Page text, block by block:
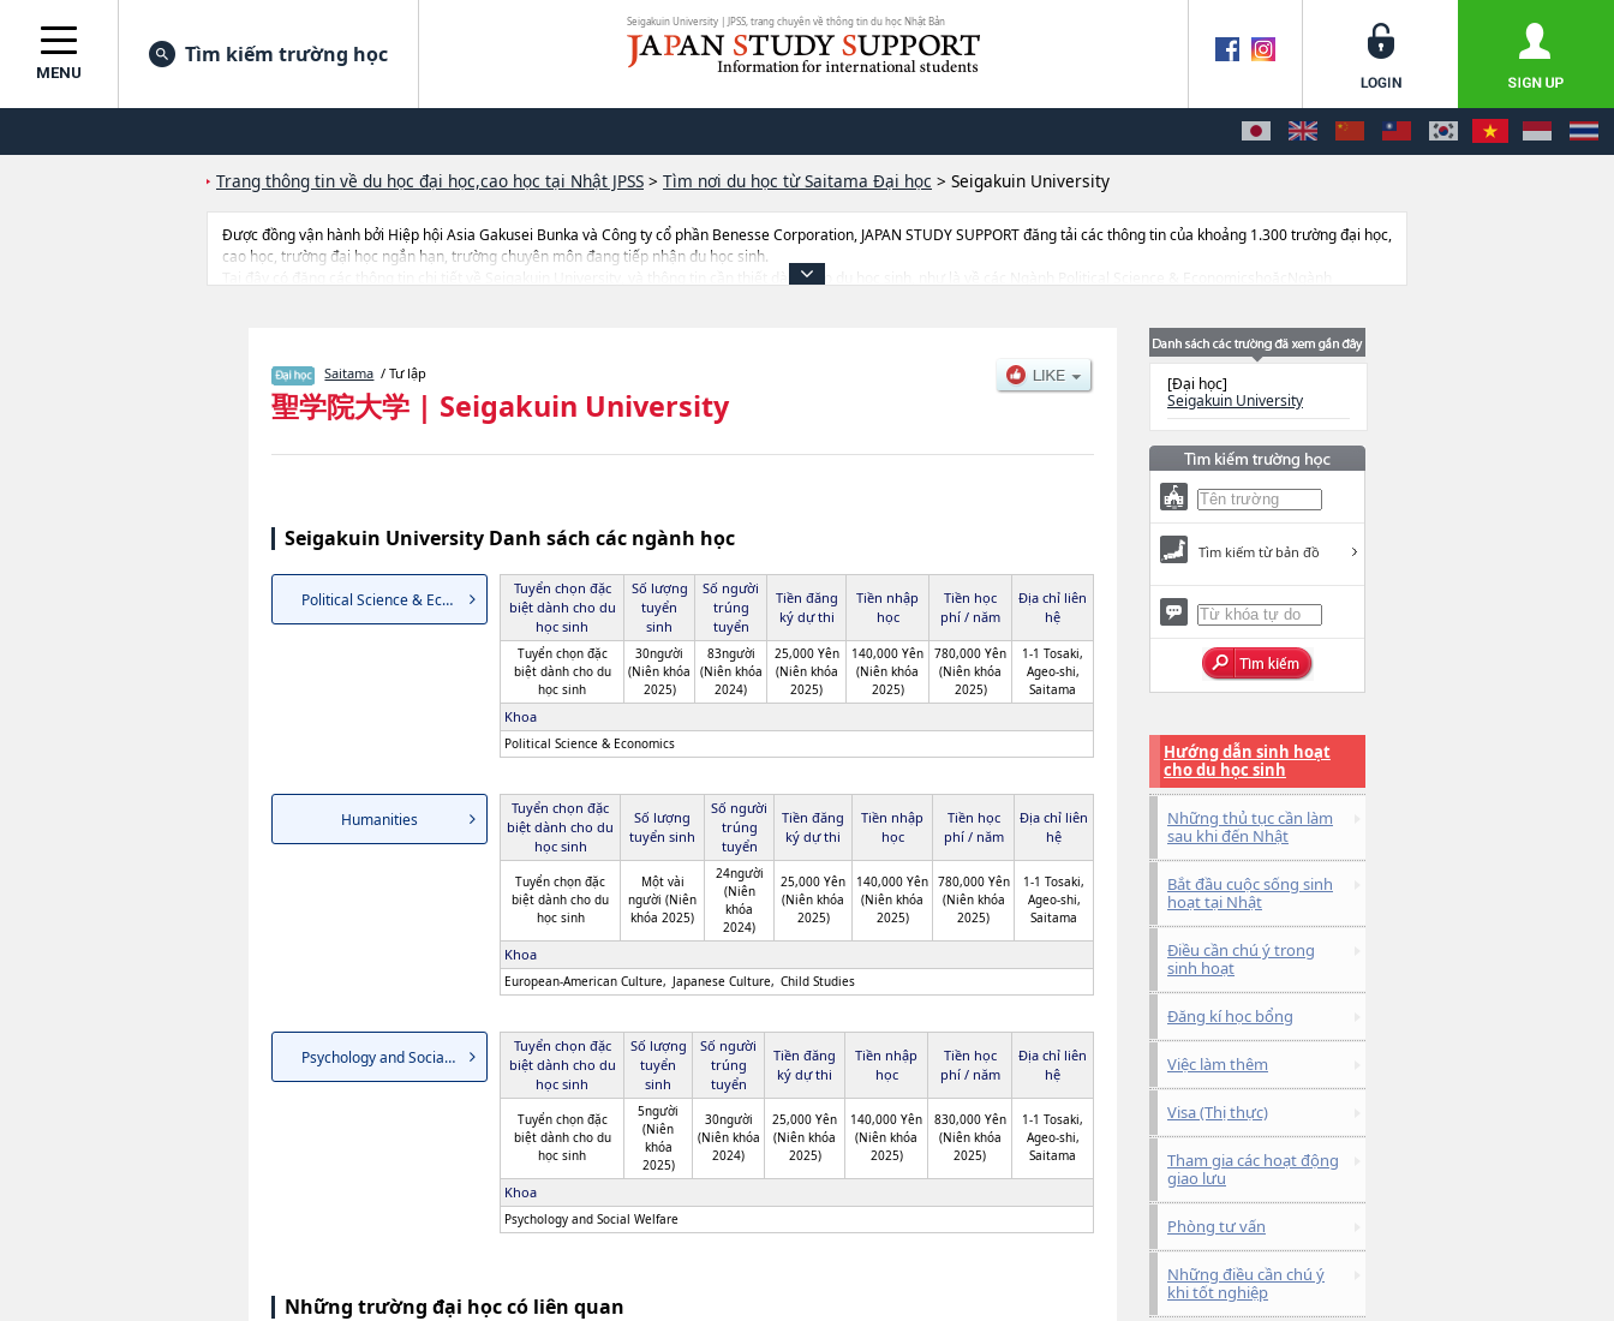
Seigakuin University | JPSS, trang chuyên về thông tin du học Nhật Bản
MENU
Tìm kiếm trường học
Trang thông tin về du học đại học,cao học tại Nhật JPSS > Tìm nơi du học từ Saitama Đại học > Seigakuin University
Được đồng vận hành bởi Hiệp hội Asia Gakusei Bunka và Công ty cổ phần Benesse Corporation, JAPAN STUDY SUPPORT đăng tải các thông tin của khoảng 1.300 trường đại học,
cao học, trường đại học ngắn hạn, trường chuyên môn đang tiếp nhận du học sinh.
Tại đây có đăng các thông tin chi tiết về Seigakuin University, và thông tin cần thiết dành cho du học sinh, như là về các Ngành Political Science & EconomicshoặcNgành
Saitama / Tư lập
聖学院大学 | Seigakuin University
Seigakuin University Danh sách các ngành học
Political Science & Eco...
Tuyển chọn đặc
biệt dành cho du
học sinh
Số lượng
tuyển
sinh
Số người
trúng
tuyển
Tiền đăng
ký dự thi
Tiền nhập
học
Tiền học
phí / năm
Địa chỉ liên
hệ
Tuyển chọn đặc
biệt dành cho du
học sinh
30người
(Niên khóa
2025)
83người
(Niên khóa
2024)
25,000 Yên
(Niên khóa
2025)
140,000 Yên
(Niên khóa
2025)
780,000 Yên
(Niên khóa
2025)
1-1 Tosaki,
Ageo-shi,
Saitama
Khoa
Political Science & Economics
Humanities
Tuyển chọn đặc
biệt dành cho du
học sinh
Số lượng
tuyển sinh
Số người
trúng
tuyển
Tiền đăng
ký dự thi
Tiền nhập
học
Tiền học
phí / năm
Địa chỉ liên
hệ
Tuyển chọn đặc
biệt dành cho du
học sinh
Một vài
người (Niên
khóa 2025)
24người
(Niên
khóa
2024)
25,000 Yên
(Niên khóa
2025)
140,000 Yên
(Niên khóa
2025)
780,000 Yên
(Niên khóa
2025)
1-1 Tosaki,
Ageo-shi,
Saitama
Khoa
European-American Culture Japanese Culture Child Studies
Psychology and Social Welfare
Tuyển chọn đặc
biệt dành cho du
học sinh
Số lượng
tuyển
sinh
Số người
trúng
tuyển
Tiền đăng
ký dự thi
Tiền nhập
học
Tiền học
phí / năm
Địa chỉ liên
hệ
Tuyển chọn đặc
biệt dành cho du
học sinh
5người
(Niên
khóa
2025)
30người
(Niên khóa
2024)
25,000 Yên
(Niên khóa
2025)
140,000 Yên
(Niên khóa
2025)
830,000 Yên
(Niên khóa
2025)
1-1 Tosaki,
Ageo-shi,
Saitama
Khoa
Psychology and Social Welfare
Những trường đại học có liên quan
[Đại học]
Seigakuin University
Tìm kiếm từ bản đồ
Hướng dẫn sinh hoạt
cho du học sinh
Những thủ tục cần làm
sau khi đến Nhật
Bắt đầu cuộc sống sinh
hoạt tại Nhật
Điều cần chú ý trong
sinh hoạt
Đăng kí học bổng
Việc làm thêm
Visa (Thị thực)
Tham gia các hoạt động
giao lưu
Phòng tư vấn
Những điều cần chú ý
khi tốt nghiệp